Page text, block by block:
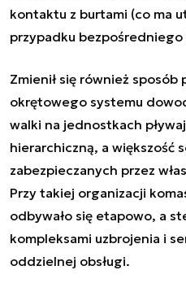
kontaktu z burtami (co ma
przypadku
Zmienił się również sposób
okrętowego systemu
walki na jednostkach
hierarchiczną, a większość
zabezpieczanych przez
Przy takiej organizacji
odbywało się etapowo, a
kompleksami uzbrojenia i
oddzielnej obsługi.